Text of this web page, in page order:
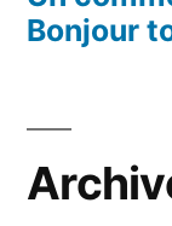
Bonjour